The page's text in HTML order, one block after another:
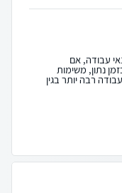
עבודה, אם
נתון, משימות
רבה יותר בגין